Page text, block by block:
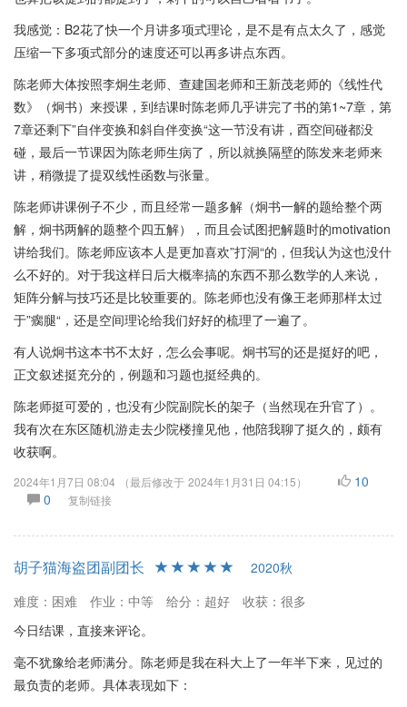
我感觉：B2花了快一个月讲多项式理论，是不是有点太久了，感觉
压缩一下多项式部分的速度还可以再多讲点东西。
陈老师大体按照李炯生老师、查建国老师和王新茂老师的《线性代
数》（炯书）来授课，到结课时陈老师几乎讲完了书的第1~7章，第
7章还剩下”自伴变换和斜自伴变换“这一节没有讲，酉空间碰都没
碰，最后一节课因为陈老师生病了，所以就换隔壁的陈发来老师来
讲，稍微提了提双线性函数与张量。
陈老师讲课例子不少，而且经常一题多解（炯书一解的题给整个两
解，炯书两解的题整个四五解），而且会试图把解题时的motivation
讲给我们。陈老师应该本人是更加喜欢”打洞“的，但我认为这也没什
么不好的。对于我这样日后大概率搞的东西不那么数学的人来说，
矩阵分解与技巧还是比较重要的。陈老师也没有像王老师那样太过
于”瘸腿“，还是空间理论给我们好好的梳理了一遍了。
有人说炯书这本书不太好，怎么会事呢。炯书写的还是挺好的吧，
正文叙述挺充分的，例题和习题也挺经典的。
陈老师挺可爱的，也没有少院副院长的架子（当然现在升官了）。
我有次在东区随机游走去少院楼撞见他，他陪我聊了挺久的，颇有
收获啊。
2024年1月7日 08:04 （最后修改于 2024年1月31日 04:15）
10
0
复制链接
胡子猫海盗团副团长
2020秋
难度：困难
作业：中等 给分：超好
收获：很多
今日结课，直接来评论。
毫不犹豫给老师满分。陈老师是我在科大上了一年半下来，见过的
最负责的老师。具体表现如下：